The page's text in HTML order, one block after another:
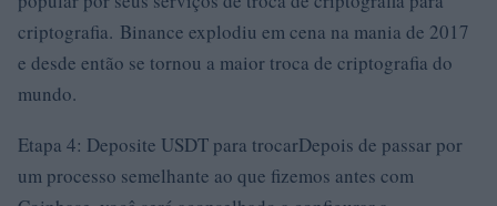
criptografia. Binance explodiu em cena na mania de 2017
e desde então se tornou a maior troca de criptografia do
mundo.
Etapa 4: Deposite USDT para trocarDepois de passar por
um processo semelhante ao que fizemos antes com